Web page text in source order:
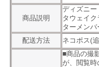
商品説明
ディズニー
タウェイ
ターメンバ
配送方法
ネコポス(
■商品の撮
が、閲覧